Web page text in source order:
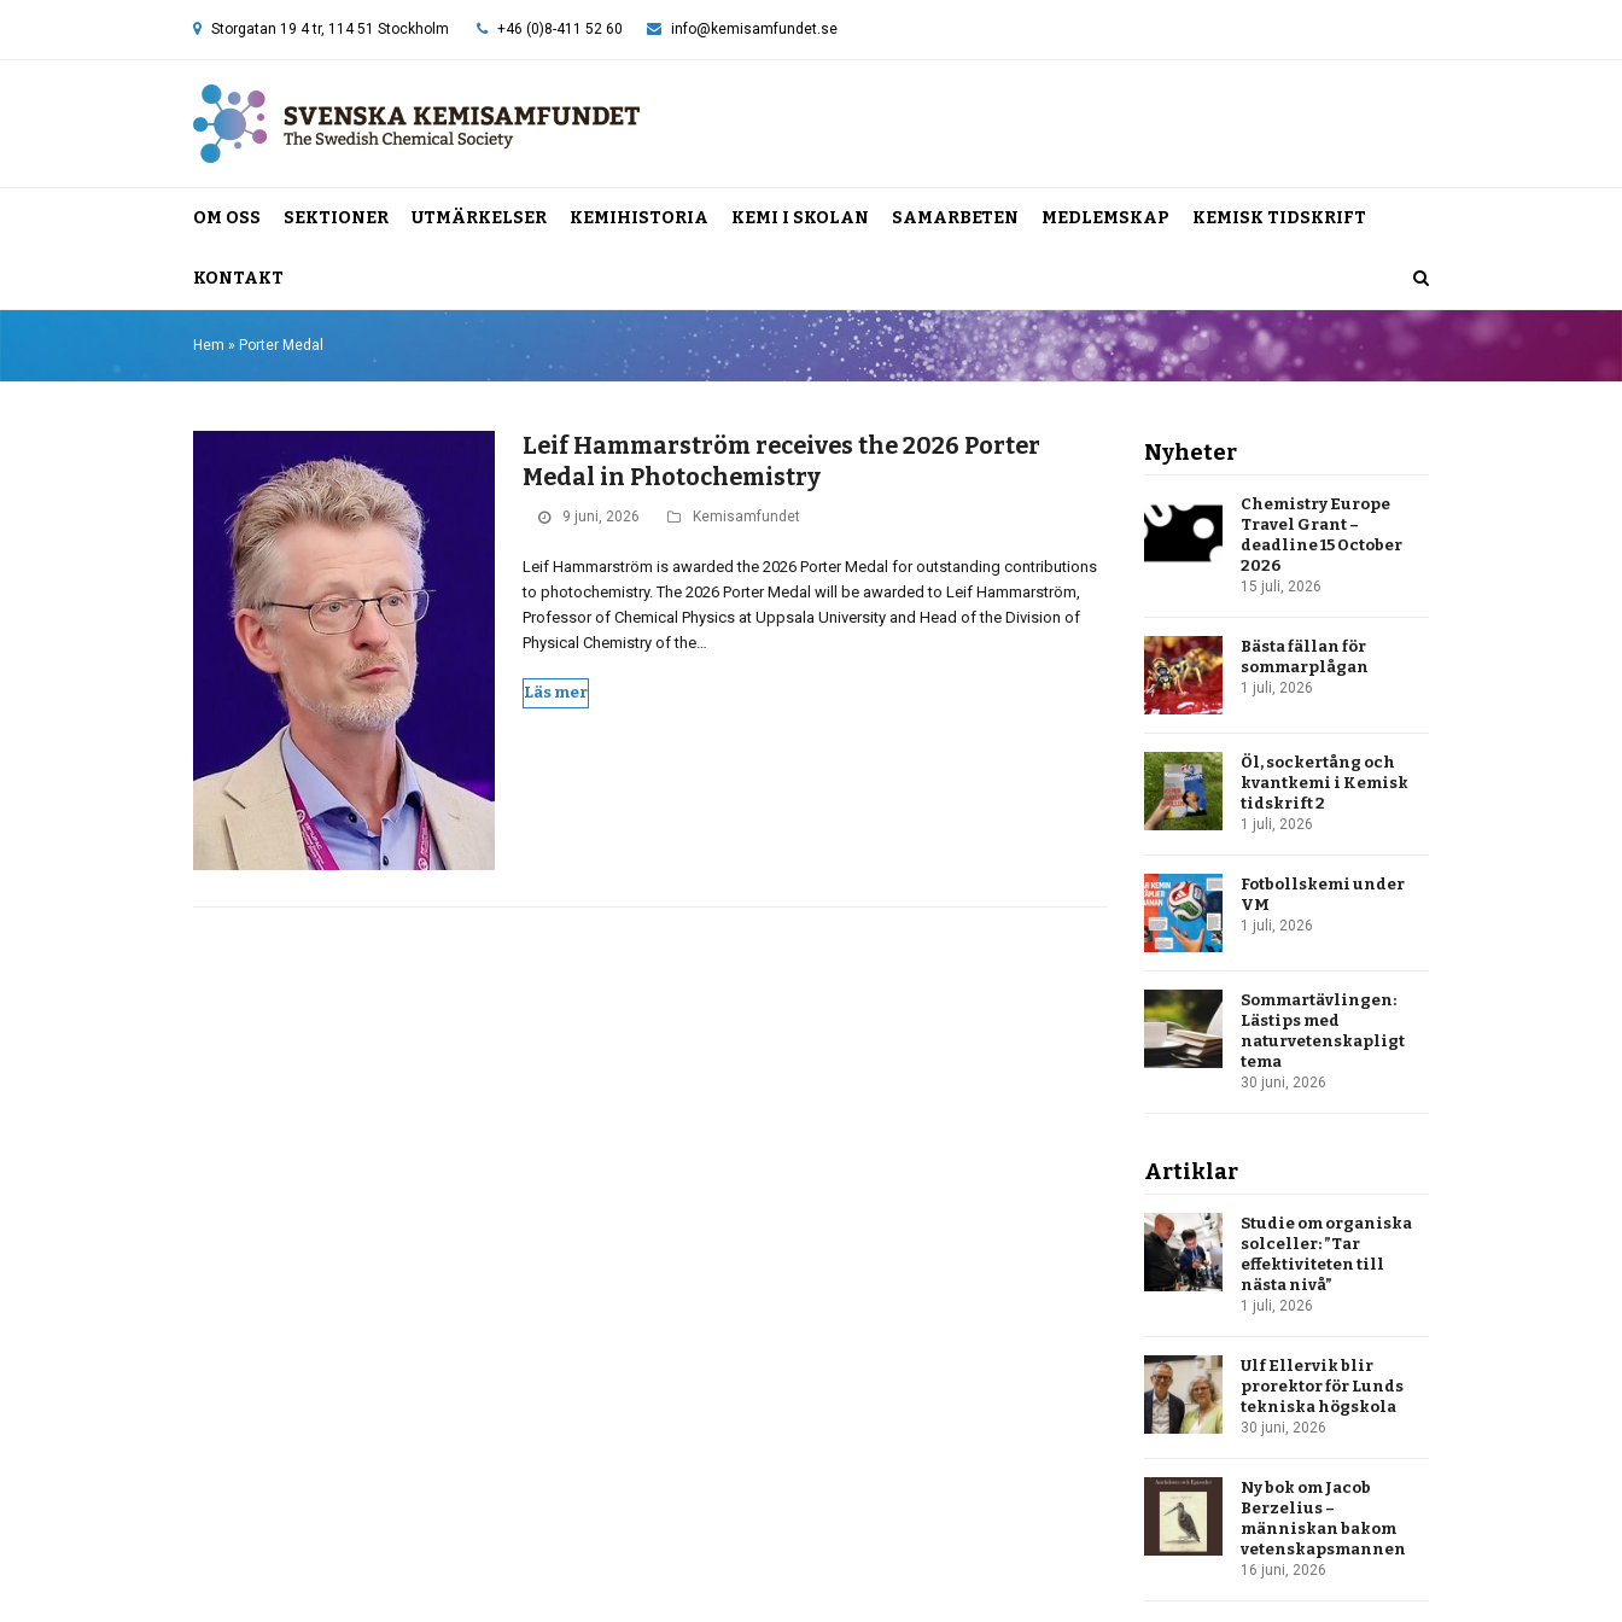
Storgatan 19 4 tr, 114 51 Stockholm +46 (0)8-411 52 60 info@kemisamfundet.se
OM OSS SEKTIONER UTMÄRKELSER KEMIHISTORIA KEMI I SKOLAN SAMARBETEN MEDLEMSKAP KEMISK TIDSKRIFT
KONTAKT
Hem » Porter Medal
Leif Hammarström receives the 2026 Porter
Medal in Photochemistry
9 juni, 2026 Kemisamfundet
Leif Hammarström is awarded the 2026 Porter Medal for outstanding contributions
to photochemistry. The 2026 Porter Medal will be awarded to Leif Hammarström,
Professor of Chemical Physics at Uppsala University and Head of the Division of
Physical Chemistry of the…
Läs mer
Nyheter
Chemistry Europe
Travel Grant –
deadline 15 October
2026
15 juli, 2026
Bästa fällan för
sommarplågan
1 juli, 2026
Öl, sockertång och
kvantkemi i Kemisk
tidskrift 2
1 juli, 2026
Fotbollskemi under
VM
1 juli, 2026
Sommartävlingen:
Lästips med
naturvetenskapligt
tema
30 juni, 2026
Artiklar
Studie om organiska
solceller: ”Tar
effektiviteten till
nästa nivå”
1 juli, 2026
Ulf Ellervik blir
prorektor för Lunds
tekniska högskola
30 juni, 2026
Ny bok om Jacob
Berzelius –
människan bakom
vetenskapsmannen
16 juni, 2026